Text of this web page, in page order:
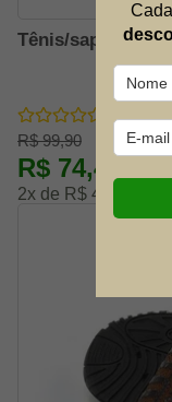
Tênis/sapatilha
R$ 99,90
R$ 74,44
2x de R$ 41,36